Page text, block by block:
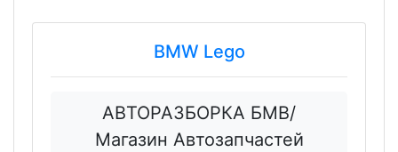
BMW Lego
АВТОРАЗБОРКА БМВ/
Магазин Автозапчастей